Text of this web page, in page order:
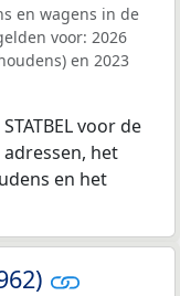
en wagens in de
voor: 2026
en 2023
voor de
het
en het